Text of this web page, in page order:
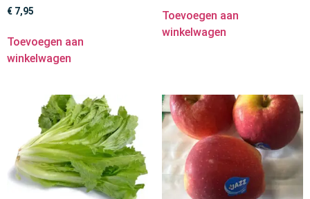
€ 7,95
Toevoegen aan
winkelwagen
Toevoegen aan
winkelwagen